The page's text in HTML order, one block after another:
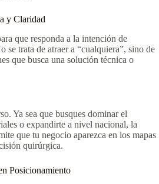
y Claridad
que responda a la intención de
se trata de atraer a “cualquiera”, sino de
que busca una solución técnica o
Ya sea que busques dominar el
o expandirte a nivel nacional, la
que tu negocio aparezca en los mapas
quirúrgica.
Posicionamiento